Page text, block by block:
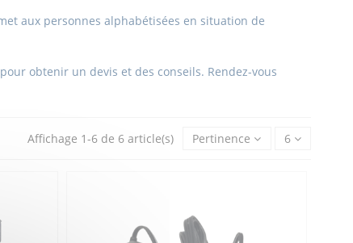
aux personnes alphabétisées en situation de
obtenir un devis et des conseils. Rendez-vous
Affichage 1-6 de 6 article(s) Pertinence 6